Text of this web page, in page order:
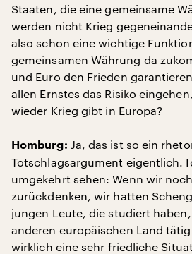
Staaten, die eine gemeinsame
werden nicht Krieg
also schon eine wichtige
gemeinsamen Währung da
und Euro den Frieden
allen Ernstes das Risiko
wieder Krieg gibt in Europa?
Homburg: Ja, das ist so ein
Totschlagsargument eigentlich.
umgekehrt sehen: Wenn wir
zurückdenken, wir hatten
jungen Leute, die studiert
anderen europäischen Land
wirklich eine sehr friedliche